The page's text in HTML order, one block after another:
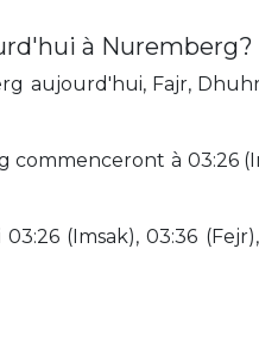
à Nuremberg?
aujourd'hui, Fajr,
à 03:26
(Imsak), 03:36